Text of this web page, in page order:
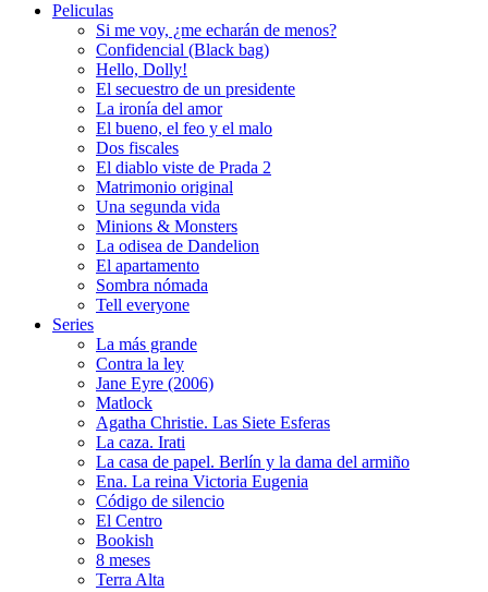
Peliculas
Si me voy, ¿me echarán de menos?
Confidencial (Black bag)
Hello, Dolly!
El secuestro de un presidente
La ironía del amor
El bueno, el feo y el malo
Dos fiscales
El diablo viste de Prada 2
Matrimonio original
Una segunda vida
Minions & Monsters
La odisea de Dandelion
El apartamento
Sombra nómada
Tell everyone
Series
La más grande
Contra la ley
Jane Eyre (2006)
Matlock
Agatha Christie. Las Siete Esferas
La caza. Irati
La casa de papel. Berlín y la dama del armiño
Ena. La reina Victoria Eugenia
Código de silencio
El Centro
Bookish
8 meses
Terra Alta